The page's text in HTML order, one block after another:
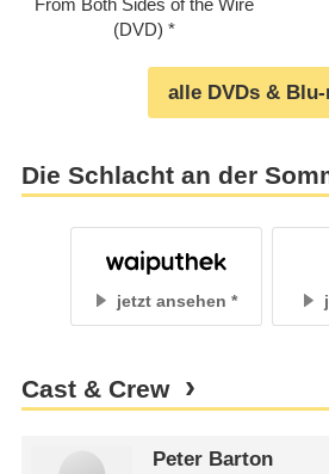
From Both Sides of the Wire
(DVD)
alle DVDs &
Die Schlacht an der
jetzt ansehen
Cast & Crew
Peter Barton